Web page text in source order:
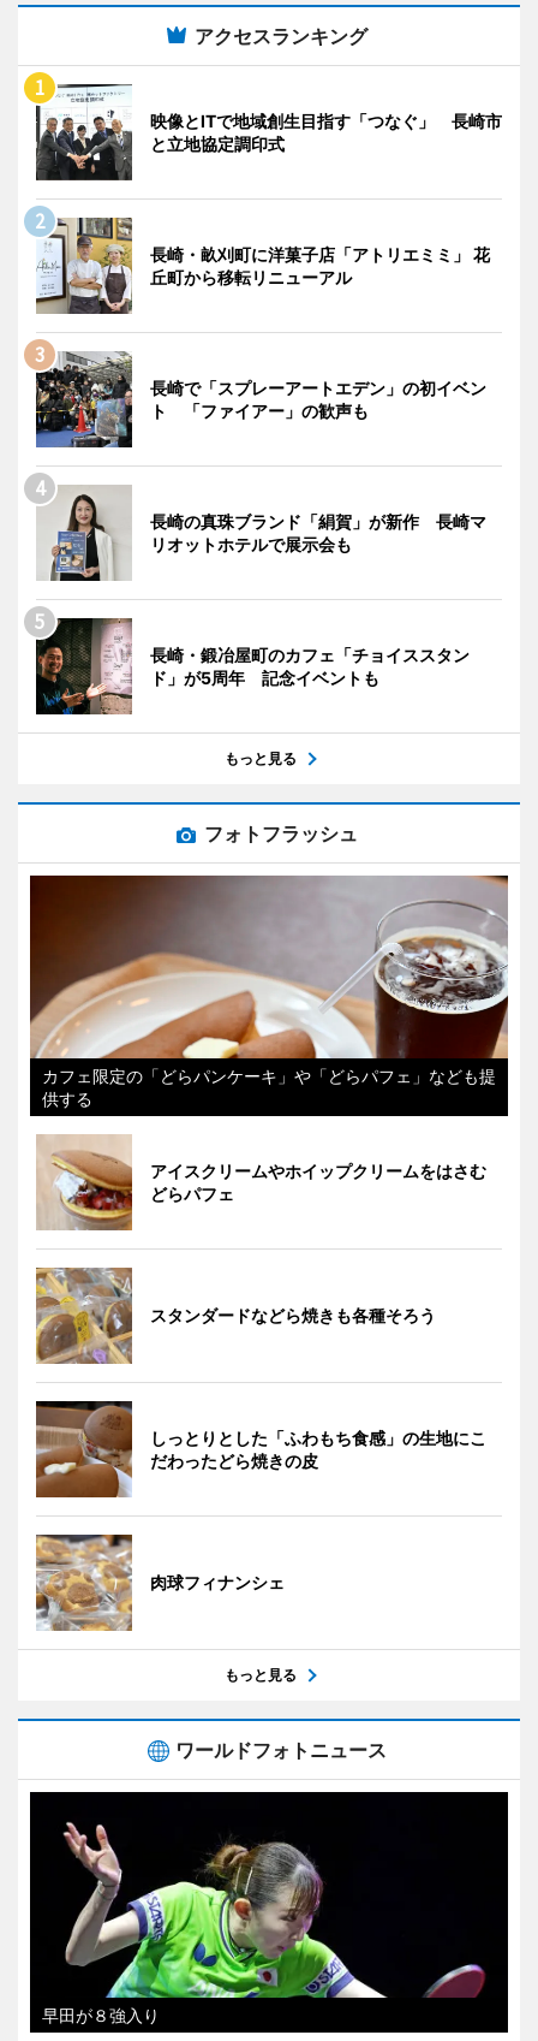
アクセスランキング
映像とITで地域創生目指す「つなぐ」 長崎市
と立地協定調印式
長崎・畝刈町に洋菓子店「アトリエミミ」 花
丘町から移転リニューアル
長崎で「スプレーアートエデン」の初イベン
ト 「ファイアー」の歓声も
長崎の真珠ブランド「絹賀」が新作 長崎マ
リオットホテルで展示会も
長崎・鍛冶屋町のカフェ「チョイススタン
ド」が5周年 記念イベントも
もっと見る
フォトフラッシュ
カフェ限定の「どらパンケーキ」や「どらパフェ」なども提
供する
アイスクリームやホイップクリームをはさむ
どらパフェ
スタンダードなどら焼きも各種そろう
しっとりとした「ふわもち食感」の生地にこ
だわったどら焼きの皮
肉球フィナンシェ
もっと見る
ワールドフォトニュース
早田が８強入り